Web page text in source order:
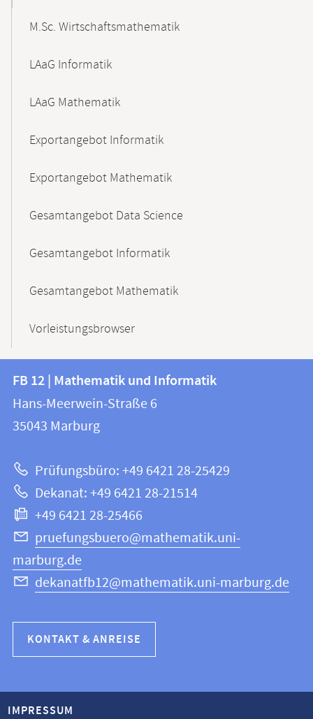
M.Sc. Wirtschaftsmathematik
LAaG Informatik
LAaG Mathematik
Exportangebot Informatik
Exportangebot Mathematik
Gesamtangebot Data Science
Gesamtangebot Informatik
Gesamtangebot Mathematik
Vorleistungsbrowser
Kontakt
und
Informationen
Website
FB
12
|
und
Informatik
FB 12 | Mathematik und Informatik
Hans-Meerwein-Straße 6
35043 Marburg
Prüfungsbüro: +49 6421 28-25429
Dekanat: +49 6421 28-21514
+49 6421 28-25466
pruefungsbuero@mathematik.uni-
marburg.de
dekanatfb12@mathematik.uni-marburg.de
KONTAKT & ANREISE
IMPRESSUM